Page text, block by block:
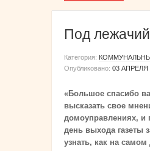
Под
Категория:
Опубликовано: 03 АПРЕЛЯ
«Большое спасибо
высказать свое
домоуправлениях, и
день выхода газеты
узнать, как на самом